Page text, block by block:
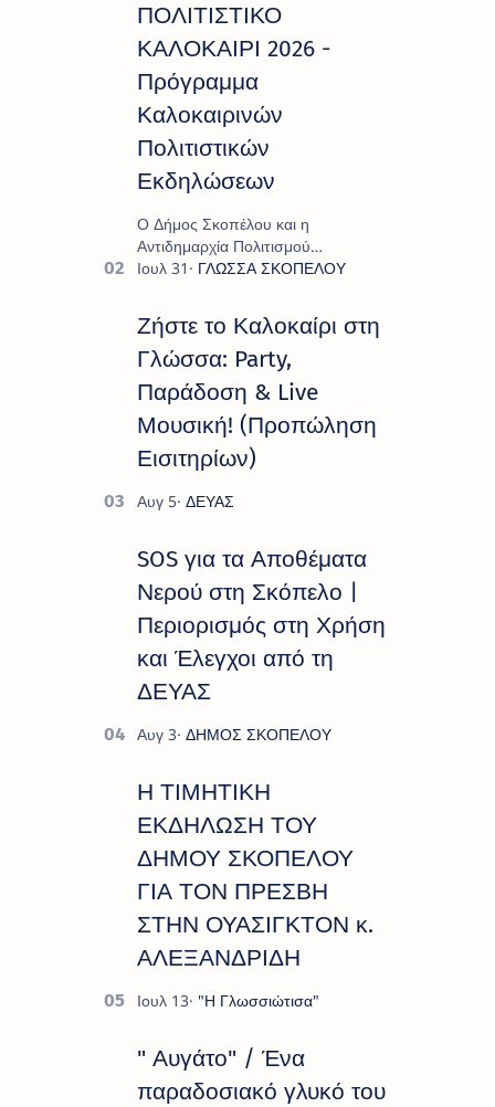
ΠΟΛΙΤΙΣΤΙΚΟ
ΚΑΛΟΚΑΙΡΙ 2026 -
Πρόγραμμα
Καλοκαιρινών
Πολιτιστικών
Εκδηλώσεων
Ο Δήμος Σκοπέλου και η
Αντιδημαρχία Πολιτισμού
παρουσιάζουν το πρόγραμμα «
πλούσιο και πολυσυλλεκτικό
πρόγραμμα εκδ…
Ζήστε το Καλοκαίρι στη
Γλώσσα: Party,
Παράδοση & Live
Μουσική! (Προπώληση
Εισιτηρίων)
SOS για τα Αποθέματα
Νερού στη Σκόπελο |
Περιορισμός στη Χρήση
και Έλεγχοι από τη
ΔΕΥΑΣ
Η ΤΙΜΗΤΙΚΗ
ΕΚΔΗΛΩΣΗ ΤΟΥ
ΔΗΜΟΥ ΣΚΟΠΕΛΟΥ
ΓΙΑ ΤΟΝ ΠΡΕΣΒΗ
ΣΤΗΝ ΟΥΑΣΙΓΚΤΟΝ κ.
ΑΛΕΞΑΝΔΡΙΔΗ
" Αυγάτο" / Ένα
παραδοσιακό γλυκό του